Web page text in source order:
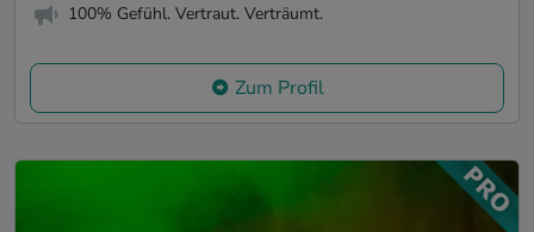
100% Gefühl. Vertraut. Verträumt.
Zum Profil